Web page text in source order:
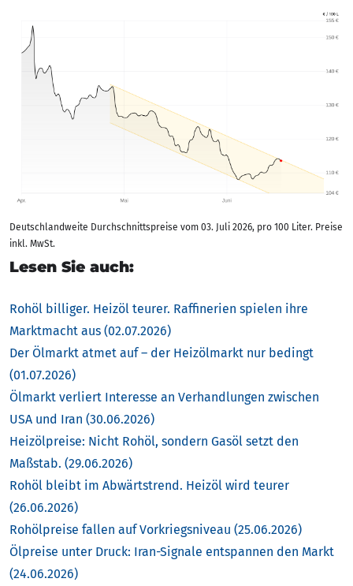
Deutschlandweite Durchschnittspreise vom 03. Juli 2026, pro 100 Liter. Preise
inkl. MwSt.
Lesen Sie auch:
Rohöl billiger. Heizöl teurer. Raffinerien spielen ihre
Marktmacht aus (02.07.2026)
Der Ölmarkt atmet auf – der Heizölmarkt nur bedingt
(01.07.2026)
Ölmarkt verliert Interesse an Verhandlungen zwischen
USA und Iran (30.06.2026)
Heizölpreise: Nicht Rohöl, sondern Gasöl setzt den
Maßstab. (29.06.2026)
Rohöl bleibt im Abwärtstrend. Heizöl wird teurer
(26.06.2026)
Rohölpreise fallen auf Vorkriegsniveau (25.06.2026)
Ölpreise unter Druck: Iran-Signale entspannen den Markt
(24.06.2026)